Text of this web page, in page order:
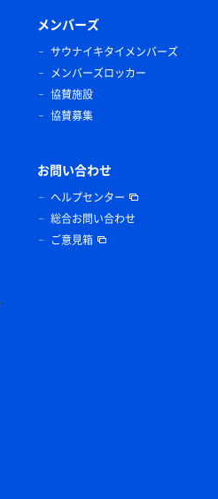
メンバーズ
サウナイキタイメンバーズ
メンバーズロッカー
協賛施設
協賛募集
お問い合わせ
ヘルプセンター
総合お問い合わせ
ご意見箱